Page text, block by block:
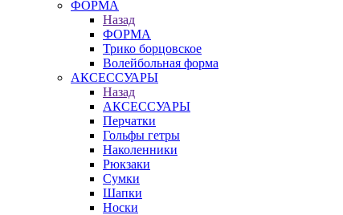
ФОРМА
Назад
ФОРМА
Трико борцовское
Волейбольная форма
АКСЕССУАРЫ
Назад
АКСЕССУАРЫ
Перчатки
Гольфы гетры
Наколенники
Рюкзаки
Сумки
Шапки
Носки